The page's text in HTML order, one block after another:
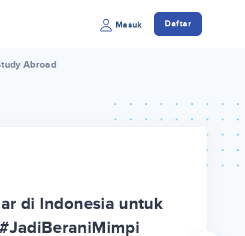
Masuk Daftar
Abroad
di Indonesia untuk